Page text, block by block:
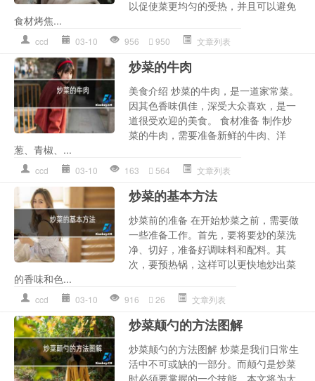
以促使菜更均匀的受热，并且可以避免
食材烤焦...
ccd 03-10 956 950 文章列表
炒菜的牛肉
美食介绍 炒菜的牛肉，是一道家常菜。
因其色香味俱佳，深受大众喜欢，是一
道很受欢迎的美食。 食材准备 制作炒
菜的牛肉，需要准备新鲜的牛肉、洋
葱、青椒、...
ccd 03-10 163 564 文章列表
炒菜的基本方法
炒菜前的准备 在开始炒菜之前，需要做
一些准备工作。首先，要将要炒的菜洗
净、切好，准备好调味料和配料。其
次，要预热锅，这样可以更快地炒出菜
的香味和色...
ccd 03-10 916 26 文章列表
炒菜颠勺的方法图解
炒菜颠勺的方法图解 炒菜是我们日常生
活中不可或缺的一部分。而颠勺是炒菜